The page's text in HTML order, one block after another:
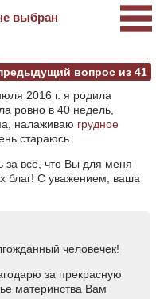
выбран
вопрос из 41
2016 г. я родила
ровно в 40 недель,
налаживаю грудное
стараюсь.
за всё, что Вы для меня
благ! С уважением, ваша
человечек!
за прекрасную
материнства Вам